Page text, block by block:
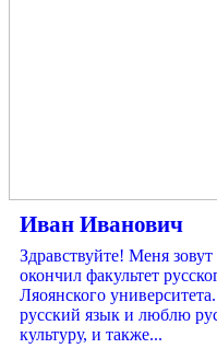
Иван Иванович
Здравствуйте! Меня
окончил факультет
Ляоянского
русский язык и люблю
культуру, и также...